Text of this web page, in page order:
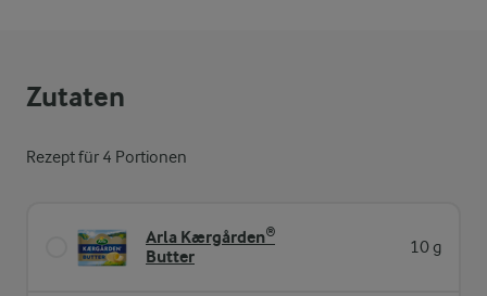
Zutaten
Rezept für 4 Portionen
Arla Kærgården®
Butter
10 g